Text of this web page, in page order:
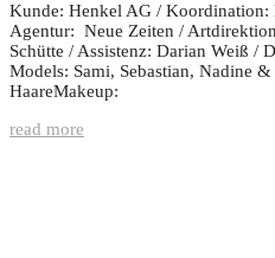
Kunde: Henkel AG / Koordination:
Agentur: Neue Zeiten /
Schütte / Assistenz: Darian Weiß /
Models: Sami, Sebastian, Nadine
HaareMakeup:
read more